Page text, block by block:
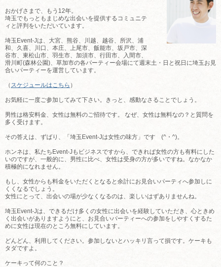
おかげさまで、もう12年。
埼玉でもっともまじめな出会いを提供するコミュニテ
ィと評判をいただいています。
埼玉Event-Jは、大宮、熊谷、川越、越谷、所沢、浦
和、久喜、川口、本庄、上尾市、飯能市、坂戸市、深
谷市、東松山市、羽生市、加須市、行田市、入間市、
滑川町(森林公園)、草加市の各パーティー会場にて週末土・日と祝日に埼玉お見
合いパーティーを運営しています。
（ スケジュールはこちら ）
お気軽に一度ご参加してみて下さい。きっと、感動なさることでしょう。
男性は格安料金、女性は無料のご招待です。 なぜ、女性は無料なの？と質問を
多く受けます。
その答えは、ずばり、「埼玉Event-Jは女性の味方」です (^・^)。
ホンネは、私たちEvent-Jもビジネスですから、できれば女性の方も有料にした
いのですが、一般的に、男性に比べ、女性は受身の方が多いですね。なかなか
積極的になれません。
もし、女性からも料金をいただくとなると余計にお見合いパーティへ参加しに
くくなるでしょう。
女性にとって、出会いの場が少なくなるのは、楽しいはずありませんね。
埼玉Event-Jは、できるだけ多くの女性に出会いを経験していただき、心ときめ
く出会いがありますようにと、お見合いパーティーへの参加をしやすくするた
めに女性は現在のところ無料にしています。
どんどん、利用してください。参加しないとハッキリ言って損です。ケーキも
タダですよ。
ケーキって何のこと？